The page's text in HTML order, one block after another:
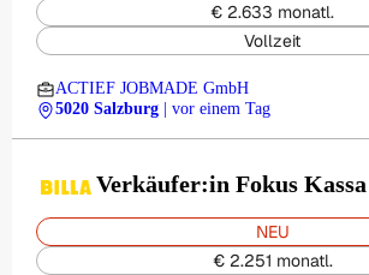
€ 2.633 monatl.
Vollzeit
ACTIEF JOBMADE GmbH
5020 Salzburg
| vor einem Tag
Verkäufer:in Fokus Kassa
NEU
€ 2.251 monatl.